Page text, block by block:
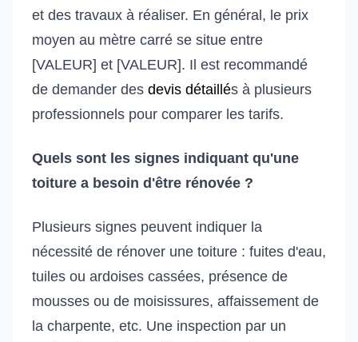
et des travaux à réaliser. En général, le prix
moyen au mètre carré se situe entre
[VALEUR] et [VALEUR]. Il est recommandé
de demander des devis détaillés à plusieurs
professionnels pour comparer les tarifs.
Quels sont les signes indiquant qu'une
toiture a besoin d'être rénovée ?
Plusieurs signes peuvent indiquer la
nécessité de rénover une toiture : fuites d'eau,
tuiles ou ardoises cassées, présence de
mousses ou de moisissures, affaissement de
la charpente, etc. Une inspection par un